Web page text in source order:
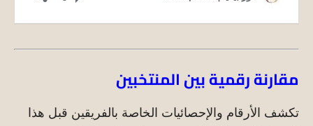
مقارنة رقمية بين المنتخبين
تكشف الأرقام والإحصائيات الخاصة بالفريقين قبل هذا